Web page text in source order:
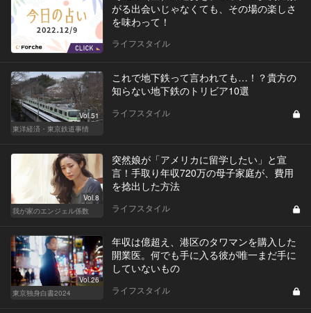
がる出会いじゃなくても、その場の楽しさ
を味わって！
ライフスタイル
Vol.51
東洋経済・東京鉄道事情
これで地下鉄って言われても…！？貴方の
知らない地下鉄のトリビア10選
ライフスタイル
Vol.8
我が家のエンジェル係数
突然娘が「アメリカに留学したい」と宣
言！手取り年収720万の母子家庭が、費用
を捻出した方法
ライフスタイル
Vol.26
東京独身白書2024
年収は億超え、港区のタワマンを購入した
開業医。何でも手に入る彼が唯一まだ手に
していないもの
ライフスタイル